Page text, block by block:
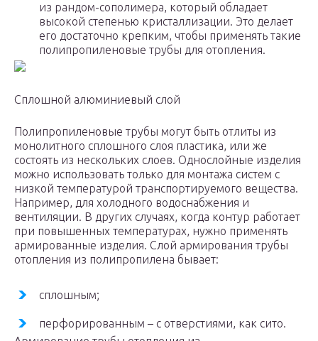
из рандом-сополимера, который обладает
высокой степенью кристаллизации. Это делает
его достаточно крепким, чтобы применять такие
полипропиленовые трубы для отопления.
Сплошной алюминиевый слой
Полипропиленовые трубы могут быть отлиты из
монолитного сплошного слоя пластика, или же
состоять из нескольких слоев. Однослойные изделия
можно использовать только для монтажа систем с
низкой температурой транспортируемого вещества.
Например, для холодного водоснабжения и
вентиляции. В других случаях, когда контур работает
при повышенных температурах, нужно применять
армированные изделия. Слой армирования трубы
отопления из полипропилена бывает:
сплошным;
перфорированным – с отверстиями, как сито.